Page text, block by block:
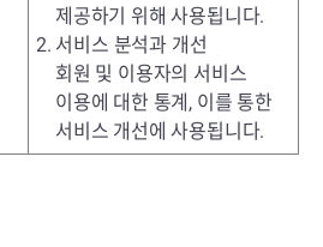
제공하기 위해 사용됩니다.
2. 서비스 분석과 개선
회원 및 이용자의 서비스
이용에 대한 통계, 이를 통한
서비스 개선에 사용됩니다.